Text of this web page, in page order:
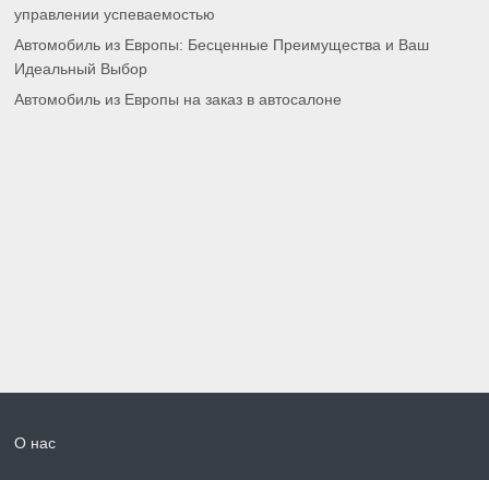
управлении успеваемостью
Автомобиль из Европы: Бесценные Преимущества и Ваш
Идеальный Выбор
Автомобиль из Европы на заказ в автосалоне
О нас